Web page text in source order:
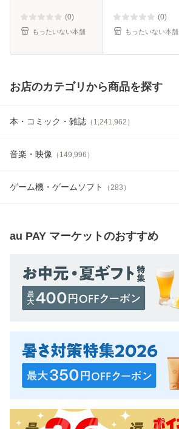
究所 [文庫]【メー
ル便送料無料
(0)
もったいない本舗
(0)
もったいない本舗
お店のカテゴリから商品を探す
本・コミック・雑誌 （ 1,241,962 ）
音楽・映像 （ 149,996 ）
ゲーム機・ゲームソフト （283 ）
au PAY マーケットのおすすめ